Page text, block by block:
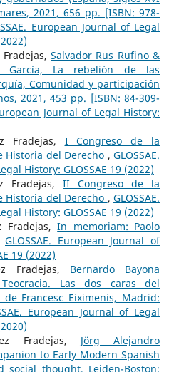
2021, 656 pp. [ISBN: 978-
European Journal of Legal
Salvador Rus Rufino &
García, La rebelión de las
Comunidad y participación
2021, 453 pp. [ISBN: 84-309-
Journal of Legal History:
Fradejas, I Congreso de la
Historia del Derecho ,GLOSSAE.
History: GLOSSAE 19 (2022)
Fradejas, II Congreso de la
Historia del Derecho ,GLOSSAE.
History: GLOSSAE 19 (2022)
Fradejas,In memoriam: Paolo
GLOSSAE. European Journal of
19 (2022)
Fradejas, Bernardo Bayona
Las dos caras del
Francesc Eiximenis, Madrid:
European Journal of Legal
Fradejas, Jörg Alejandro
to Early Modern Spanish
social thought, Leiden-Boston: